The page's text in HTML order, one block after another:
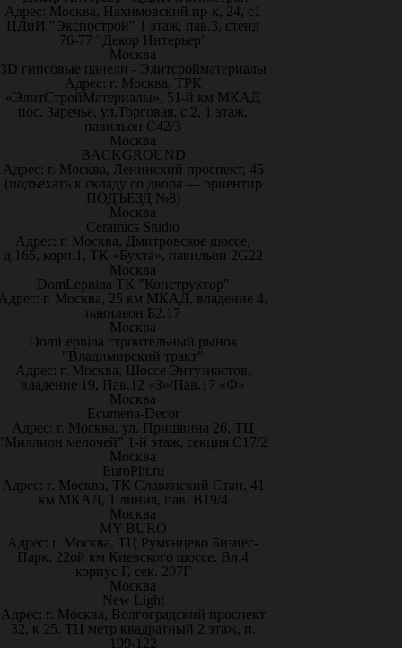
Адрес: Москва, Нахимовский пр-к, 24, с1
ЦДиИ "Экспострой" 1 этаж, пав.3, стенд
76-77 "Декор Интерьер"
Москва
3D гипсовые панели - Элитсройматериалы
Адрес: г. Москва, ТРК
«ЭлитСтройМатериалы», 51-й км МКАД
пос. Заречье, ул.Торговая, с.2, 1 этаж,
павильон С42/3
Москва
BACKGROUND
Адрес: г. Москва, Ленинский проспект, 45
(подъехать к складу со двора — ориентир
ПОДЪЕЗД №8)
Москва
Ceramics Studio
Адрес: г. Москва, Дмитровское шоссе,
д.165, корп.1, ТК «Бухта», павильон 2G22
Москва
DomLepnina ТК "Конструктор"
г. Москва, 25 км МКАД, владение 4,
павильон Б2.17
Москва
DomLepnina строительный рынок
"Владимирский тракт"
Адрес: г. Москва, Шоссе Энтузиастов,
владение 19, Пав.12 «З»/Пав.17 «Ф»
Москва
Ecumena-Decor
Адрес: г. Москва, ул. Пришвина 26, ТЦ
мелочей" 1-й этаж, секция С17/2
Москва
EuroPlit.ru
Адрес: г. Москва, ТК Славянский Стан, 41
км МКАД, 1 линия, пав. В19/4
Москва
MY-BURO
Адрес: г. Москва, ТЦ Румянцево Бизнес-
Парк. 22ой км Киевского шоссе. Вл.4
корпус Г, сек. 207Г
Москва
New Light
Адрес: г. Москва, Волгоградский проспект
32, к 25. ТЦ метр квадратный 2 этаж, п.
199-122